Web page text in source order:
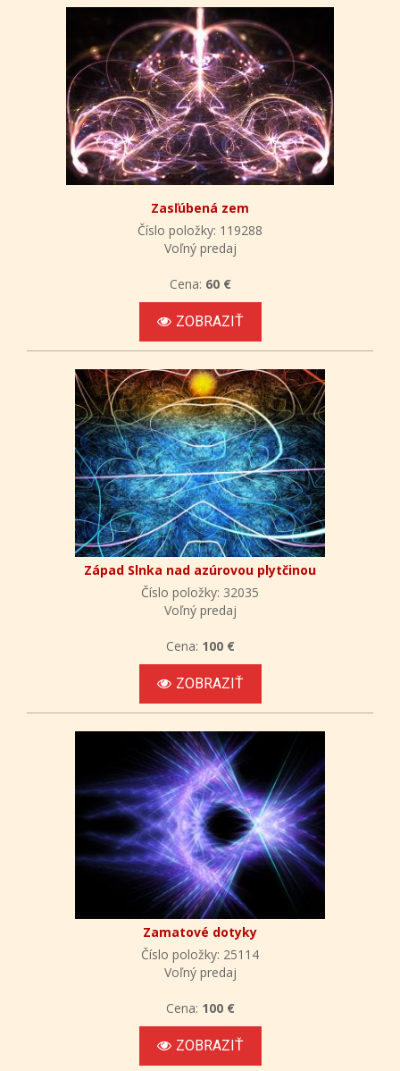
Zasľúbená zem
Číslo položky: 119288
Voľný predaj
Cena: 60 €
ZOBRAZIŤ
Západ Slnka nad azúrovou plytčinou
Číslo položky: 32035
Voľný predaj
Cena: 100 €
ZOBRAZIŤ
Zamatové dotyky
Číslo položky: 25114
Voľný predaj
Cena: 100 €
ZOBRAZIŤ